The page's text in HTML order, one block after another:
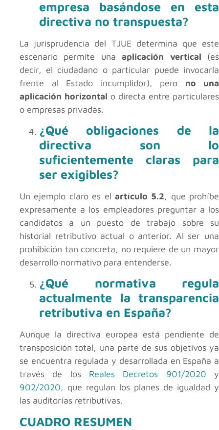
empresa basándose en esta
directiva no transpuesta?
La jurisprudencia del TJUE determina que este
escenario permite unaaplicación vertical (es
decir, el ciudadano o particular puede invocarla
frente al Estado incumplidor), pero no una
aplicación horizontal o directa entre particulares
o empresas privadas.
¿Qué obligaciones de la
directiva son lo
suficientemente claras para
ser exigibles?
Un ejemplo claro es el artículo 5.2, que prohíbe
expresamente a los empleadores preguntar a los
candidatos a un puesto de trabajo sobre su
historial retributivo actual o anterior. Al ser una
prohibición tan concreta, no requiere de un mayor
desarrollo normativo para entenderse.
¿Qué normativa regula
actualmente la transparencia
retributiva en España?
Aunque la directiva europea está pendiente de
transposición total, una parte de sus objetivos ya
se encuentra regulada y desarrollada en España a
través de los Reales Decretos 901/2020 y
902/2020, que regulan los planes de igualdad y
las auditorías retributivas.
CUADRO RESUMEN